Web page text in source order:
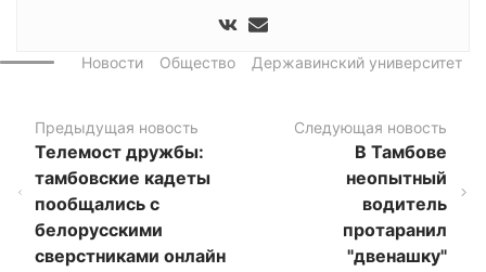
Новости Общество Державинский университет
Предыдущая новость
Телемост дружбы:
тамбовские кадеты
пообщались с
белорусскими
сверстниками онлайн
Следующая новость
В Тамбове
неопытный
водитель
протаранил
"двенашку"